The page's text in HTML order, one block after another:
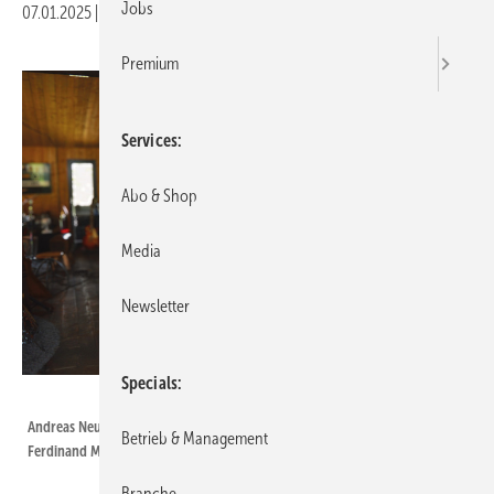
07.01.2025 Druckvorschau
Andreas Neuer, Leiter des GVOB Ausbildungsausschusses, übergibt
Ferdinand Manzek ein nagelneues iPad
Jobs
Premium
Services
Abo & Shop
Media
Newsletter
Specials
Betrieb & Management